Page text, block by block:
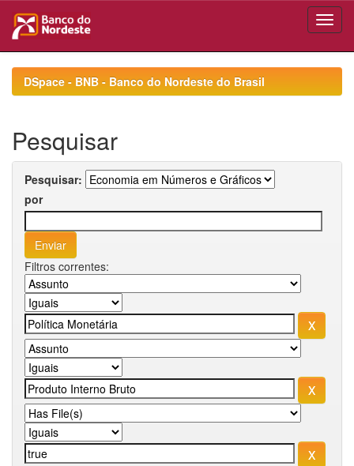
navigationDSpace - BNB - Banco do Nordeste do Brasil
Pesquisar
Pesquisar:
por
Filtros correntes: